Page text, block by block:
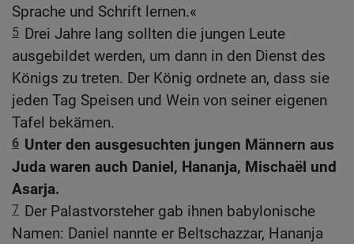
Sprache und Schrift lernen.«
5 Drei Jahre lang sollten die jungen Leute
ausgebildet werden, um dann in den Dienst des
Königs zu treten. Der König ordnete an, dass sie
jeden Tag Speisen und Wein von seiner eigenen
Tafel bekämen.
6 Unter den ausgesuchten jungen Männern aus
Juda waren auch Daniel, Hananja, Mischaël und
Asarja.
7 Der Palastvorsteher gab ihnen babylonische
Namen: Daniel nannte er Beltschazzar, Hananja